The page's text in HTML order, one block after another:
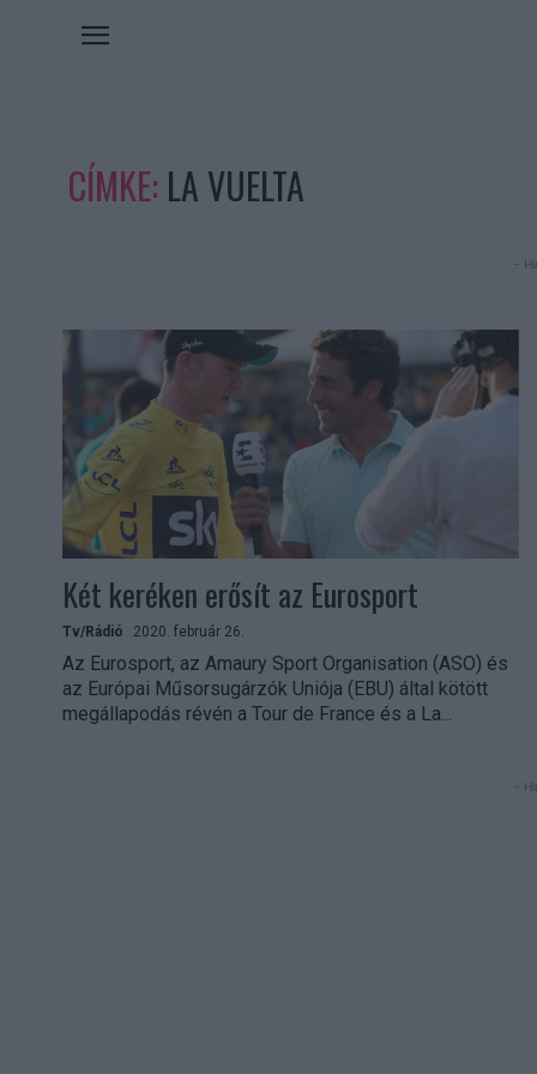
CÍMKE: LA VUELTA
-
Két keréken erősít az Eurosport
Tv/Rádió 2020. február 26.
Az Eurosport, az Amaury Sport Organisation (ASO) és
az Európai Műsorsugárzók Uniója (EBU) által kötött
megállapodás révén a Tour de France és a La...
-